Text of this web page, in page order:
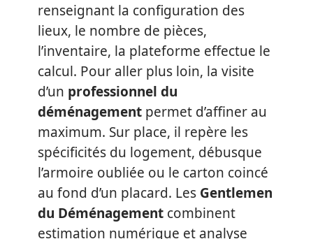
renseignant la configuration des
lieux, le nombre de pièces,
l’inventaire, la plateforme effectue le
calcul. Pour aller plus loin, la visite
d’un professionnel du
déménagement permet d’affiner au
maximum. Sur place, il repère les
spécificités du logement, débusque
l’armoire oubliée ou le carton coincé
au fond d’un placard. Les Gentlemen
du Déménagement combinent
estimation numérique et analyse